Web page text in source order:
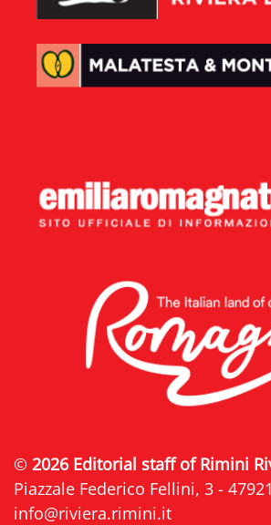
© 2026 Editorial staff of Rimini
Piazzale Federico Fellini, 3 -
info@riviera.rimini.it